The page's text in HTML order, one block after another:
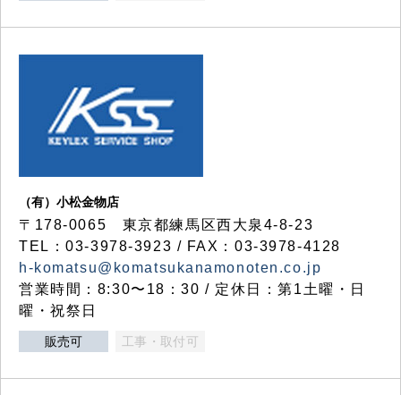
（有）小松金物店
〒178-0065 東京都練馬区西大泉4-8-23
TEL：03-3978-3923 / FAX：03-3978-4128
h-komatsu@komatsukanamonoten.co.jp
営業時間：8:30〜18：30 / 定休日：第1土曜・日
曜・祝祭日
販売可 工事・取付可